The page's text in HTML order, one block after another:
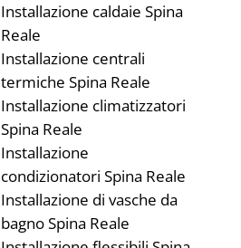
Installazione caldaie Spina
Reale
Installazione centrali
termiche Spina Reale
Installazione climatizzatori
Spina Reale
Installazione
condizionatori Spina Reale
Installazione di vasche da
bagno Spina Reale